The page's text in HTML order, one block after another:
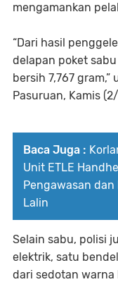
mengamankan
“Dari hasil
delapan poket
bersih 7,767
Pasuruan, Kamis
Baca Juga :
Unit ETLE
Pengawasan
Lalin
Selain sabu, polisi
elektrik, satu
dari sedotan